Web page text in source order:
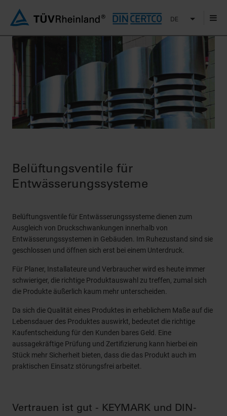
DE
Belüftungsventile für
Entwässerungssysteme
Belüftungsventile für Entwässerungssysteme dienen zum
Ausgleich von Druckschwankungen innerhalb von
Entwässerungssystemen in Gebäuden. Im Ruhezustand sind sie
geschlossen und öffnen sich erst bei einem Unterdruck.
Für Planer, Installateure und Verbraucher wird es heute immer
schwieriger, die richtige Produktauswahl zu treffen, zumal sich
die Produkte äußerlich kaum mehr unterscheiden.
Da sich die Qualität eines Produktes in erheblichem Maße auf die
Lebensdauer des Produktes auswirkt, bedeutet die richtige
Kaufentscheidung für den Kunden bares Geld. Eine
aussagekräftige Prüfung und Zertifizierung kann hierbei ein
Stück mehr Sicherheit bieten, dass die das Produkt auch im
praktischen Einsatz störungsfrei arbeitet.
Vertrauen ist gut - KEYMARK und DIN-